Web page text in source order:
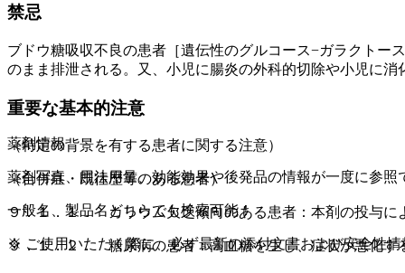
禁忌
ブドウ糖吸収不良の患者［遺伝性のグルコース−ガラクトー
のまま排泄される。又、小児に腸炎の外科的切除や小児に
重要な基本的注意
（特定の背景を有する患者に関する注意）
（合併症・既往歴等のある患者）
９．１．１． カリウム欠乏傾向のある患者：本剤の投与に
９．１．２． 糖尿病の患者：高血糖を生じ、症状が悪化す
薬剤情報
薬剤写真、用法用量、効能効果や後発品の情報が一度に参
一般名、製品名どちらでも検索可能！
※ ご使用いただく際に、必ず最新の添付文書および安全性